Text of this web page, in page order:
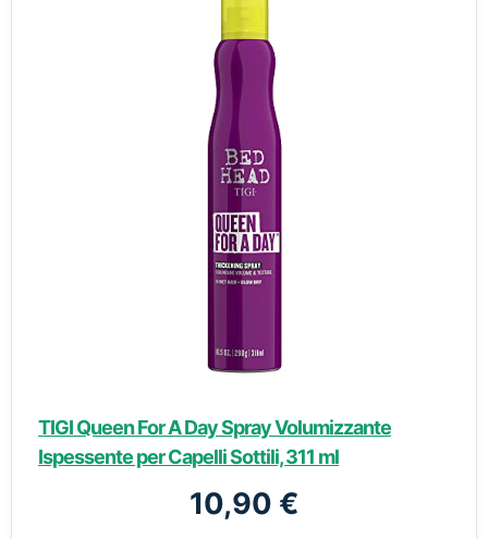
TIGI Queen For A Day Spray Volumizzante
Ispessente per Capelli Sottili, 311 ml
10,90 €